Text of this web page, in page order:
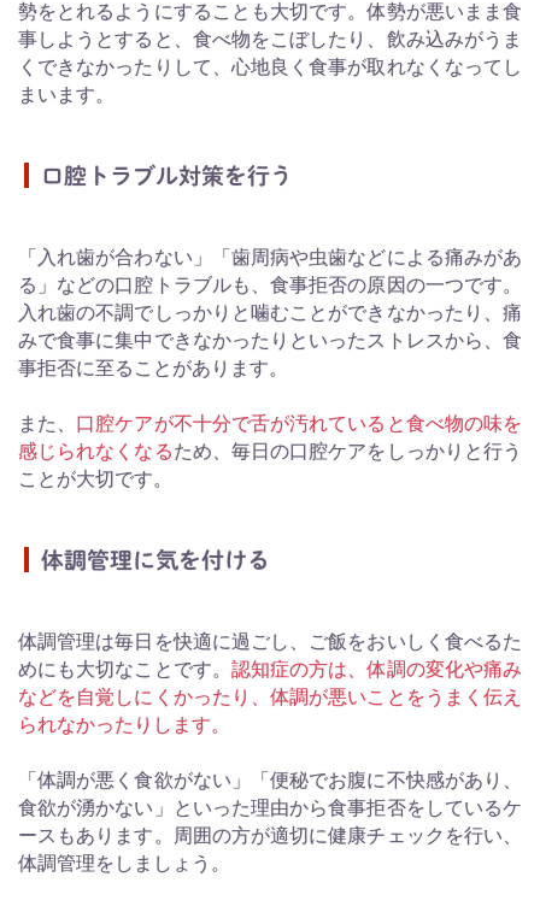
勢をとれるようにすることも大切です。体勢が悪いまま食
事しようとすると、食べ物をこぼしたり、飲み込みがうま
くできなかったりして、心地良く食事が取れなくなってし
まいます。
口腔トラブル対策を行う
「入れ歯が合わない」「歯周病や虫歯などによる痛みがあ
る」などの口腔トラブルも、食事拒否の原因の一つです。
入れ歯の不調でしっかりと噛むことができなかったり、痛
みで食事に集中できなかったりといったストレスから、食
事拒否に至ることがあります。
また、 口腔ケアが不十分で舌が汚れていると食べ物の味を
感じられなくなるため、毎日の口腔ケアをしっかりと行う
ことが大切です。
体調管理に気を付ける
体調管理は毎日を快適に過ごし、ご飯をおいしく食べるた
めにも大切なことです。 認知症の方は、体調の変化や痛み
などを自覚しにくかったり、体調が悪いことをうまく伝え
られなかったりします。
「体調が悪く食欲がない」「便秘でお腹に不快感があり、
食欲が湧かない」といった理由から食事拒否をしているケ
ースもあります。周囲の方が適切に健康チェックを行い、
体調管理をしましょう。